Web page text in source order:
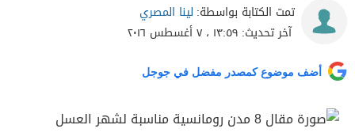
تمت الكتابة بواسطة: لينا المصري
آخر تحديث: ١٣:٥٩ ، ٧ أغسطس ٢٠١٦
أضف موضوع كمصدر مفضل في جوجل